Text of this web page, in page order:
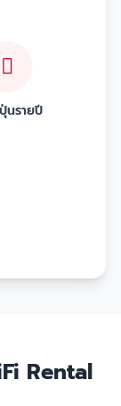
รายปี
Rental